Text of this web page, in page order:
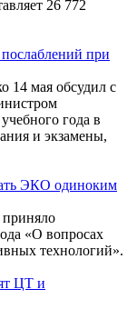
26 772
при
14 мая обсудил с
года в
и экзамены,
ЭКО одиноким
приняло
«О вопросах
технологий».
ЦТ и